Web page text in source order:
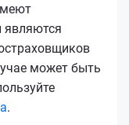
может быть
.